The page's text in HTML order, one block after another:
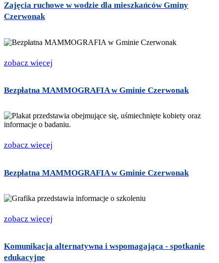
Zajęcia ruchowe w wodzie dla mieszkańców Gminy
Czerwonak
zobacz więcej
Bezpłatna MAMMOGRAFIA w Gminie Czerwonak
zobacz więcej
Bezpłatna MAMMOGRAFIA w Gminie Czerwonak
zobacz więcej
Komunikacja alternatywna i wspomagająca - spotkanie
edukacyjne